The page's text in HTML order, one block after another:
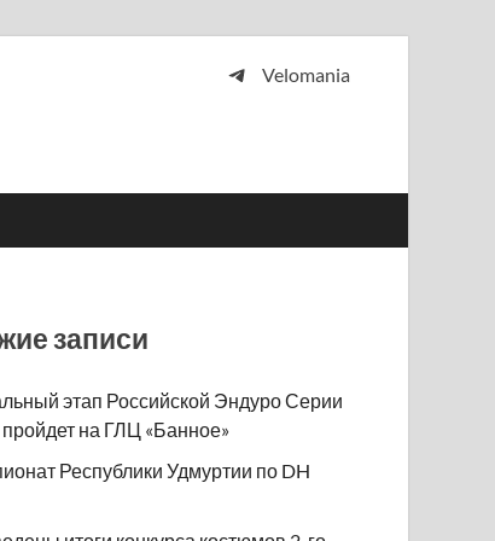
Velomania
записи
этап Российской Эндуро Серии
на ГЛЦ «Банное»
Республики Удмуртии по DH